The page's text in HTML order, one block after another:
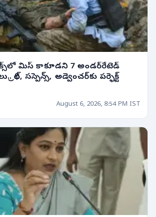
మిస్ కాకూడని 7 అండర్‌రేటెడ్
సస్పెన్స్, అడ్వెంచర్‌కు పర్ఫెక్ట్
August 6, 2026, 8:54 PM IST